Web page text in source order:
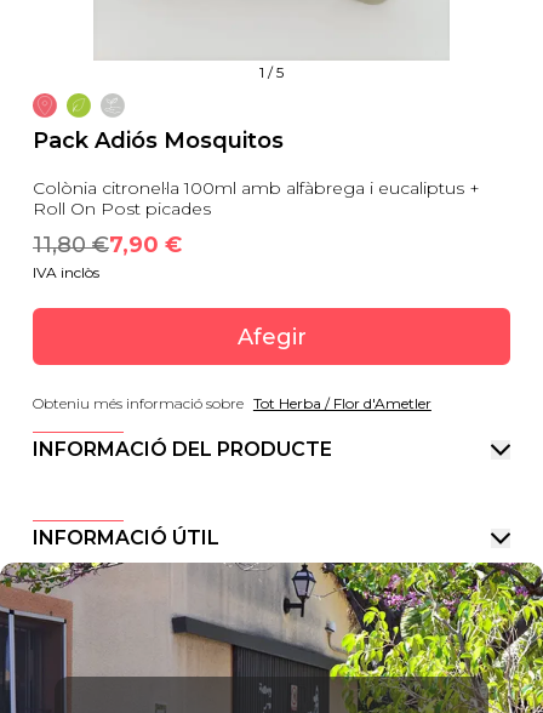
1 /5
Pack Adiós Mosquitos
Colònia citronel·la 100ml amb alfàbrega i eucaliptus +
Roll On Post picades
11,80 €7,90 €
IVA inclòs
Afegir
Obteniu més informació sobre Tot Herba / Flor d'Ametler
INFORMACIÓ DEL PRODUCTE
INFORMACIÓ ÚTIL